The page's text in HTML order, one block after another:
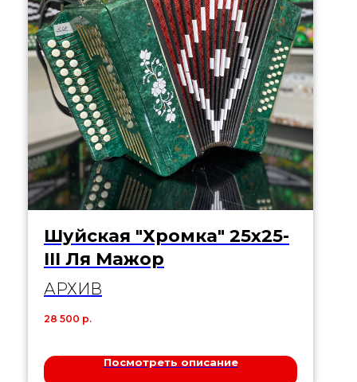
Шуйская "Хромка" 25х25-
III Ля Мажор
АРХИВ
28 500 р.
Посмотреть описание